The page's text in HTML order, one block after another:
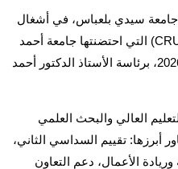
جامعة سيدي بلعباس، في أشغال
الندوة الجهوية لجامعات الغرب (CRUO) التي احتضنتها جامعة أحمد
زبانة غليزان يوم السبت 25 أفريل 2026، برئاسة الأستاذ الدكتور أحمد
العالي والبحث العلمي
أبرزها: تقييم السداسي الثاني،
وريادة الأعمال، دعم التعاون